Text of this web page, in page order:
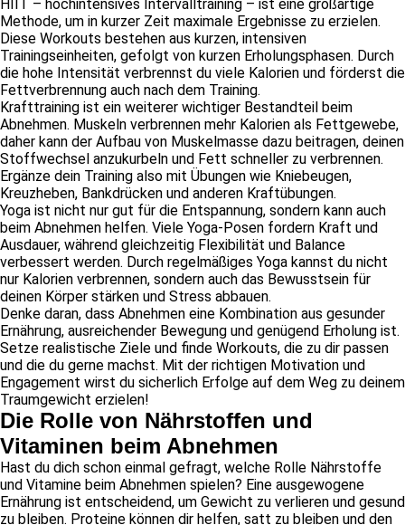
HIIT – hochintensives Intervalltraining – ist eine großartige
Methode, um in kurzer Zeit maximale Ergebnisse zu erzielen.
Diese Workouts bestehen aus kurzen, intensiven
Trainingseinheiten, gefolgt von kurzen Erholungsphasen. Durch
die hohe Intensität verbrennst du viele Kalorien und förderst die
Fettverbrennung auch nach dem Training.
Krafttraining ist ein weiterer wichtiger Bestandteil beim
Abnehmen. Muskeln verbrennen mehr Kalorien als Fettgewebe,
daher kann der Aufbau von Muskelmasse dazu beitragen, deinen
Stoffwechsel anzukurbeln und Fett schneller zu verbrennen.
Ergänze dein Training also mit Übungen wie Kniebeugen,
Kreuzheben, Bankdrücken und anderen Kraftübungen.
Yoga ist nicht nur gut für die Entspannung, sondern kann auch
beim Abnehmen helfen. Viele Yoga-Posen fordern Kraft und
Ausdauer, während gleichzeitig Flexibilität und Balance
verbessert werden. Durch regelmäßiges Yoga kannst du nicht
nur Kalorien verbrennen, sondern auch das Bewusstsein für
deinen Körper stärken und Stress abbauen.
Denke daran, dass Abnehmen eine Kombination aus gesunder
Ernährung, ausreichender Bewegung und genügend Erholung ist.
Setze realistische Ziele und finde Workouts, die zu dir passen
und die du gerne machst. Mit der richtigen Motivation und
Engagement wirst du sicherlich Erfolge auf dem Weg zu deinem
Traumgewicht erzielen!
Die Rolle von Nährstoffen und
Vitaminen beim Abnehmen
Hast du dich schon einmal gefragt, welche Rolle Nährstoffe
und Vitamine beim Abnehmen spielen? Eine ausgewogene
Ernährung ist entscheidend, um Gewicht zu verlieren und gesund
zu bleiben. Proteine können dir helfen, satt zu bleiben und den